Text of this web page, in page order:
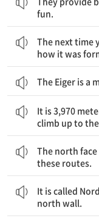
fun.
The next time
how it was
The Eiger is a
It is 3,970
climb up to
The north
these routes.
It is called
north wall.